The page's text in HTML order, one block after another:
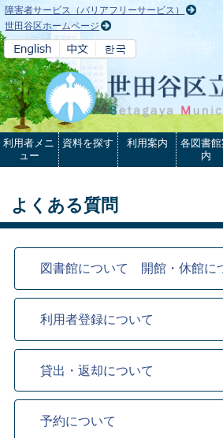
本文へ
障害者サービス（バリアフリーサービス）
世田谷区ホームページ
利用者メニ
ュー
資料を探す 利用案内
各図書
内
よくある質問
図書館について 開館・休館に
利用者登録について
貸出・返却について
予約について